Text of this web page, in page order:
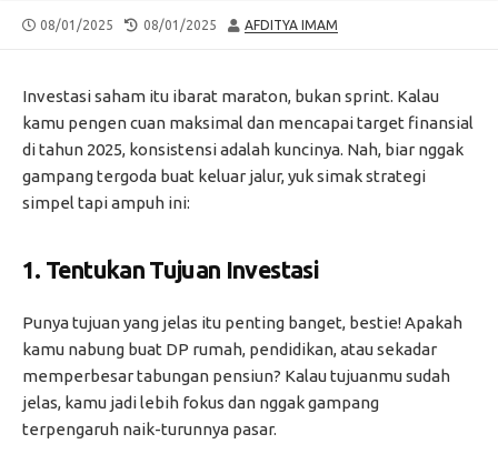
PUBLISHED
08/01/2025
LAST
08/01/2025 AUTHOR
AFDITYA IMAM
Investasi saham itu ibarat maraton, bukan sprint. Kalau
kamu pengen cuan maksimal dan mencapai target finansial
di tahun 2025, konsistensi adalah kuncinya. Nah, biar nggak
gampang tergoda buat keluar jalur, yuk simak strategi
simpel tapi ampuh ini:
1. Tentukan Tujuan Investasi
Punya tujuan yang jelas itu penting banget, bestie! Apakah
kamu nabung buat DP rumah, pendidikan, atau sekadar
memperbesar tabungan pensiun? Kalau tujuanmu sudah
jelas, kamu jadi lebih fokus dan nggak gampang
terpengaruh naik-turunnya pasar.